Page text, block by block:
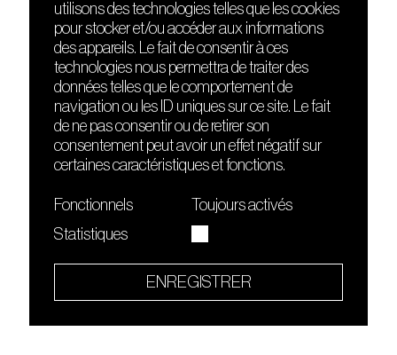
DÉCOUVRIR
Le lieu
Contact
Presse
Cours de DJing
TMLAB
FRIENDS
Nuits sonores
HEAT
Hôtel71
La Gaîté Lyrique
Le Sucre fait partie de
Quartier culturel et créatif
utilisons des technologies telles que les cookies
pour stocker et/ou accéder aux informations
des appareils. Le fait de consentir à ces
technologies nous permettra de traiter des
données telles que le comportement de
navigation ou les ID uniques sur ce site. Le fait
de ne pas consentir ou de retirer son
consentement peut avoir un effet négatif sur
certaines caractéristiques et fonctions.
Fonctionnels
Toujours activés
Statistiques
ENREGISTRER